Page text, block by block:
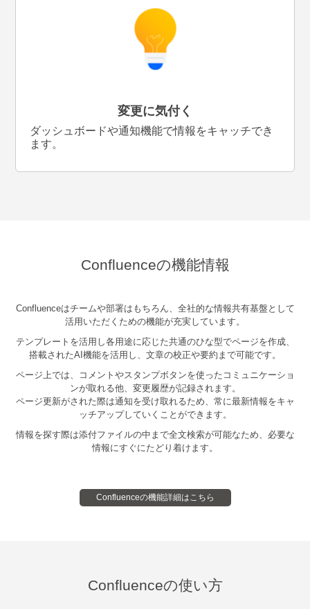
変更に気付く
ダッシュボードや通知機能で情報をキャッチでき
ます。
Confluenceの機能情報
Confluenceはチームや部署はもちろん、全社的な情報共有基盤として
活用いただくための機能が充実しています。
テンプレートを活用し各用途に応じた共通のひな型でページを作成、
搭載されたAI機能を活用し、文章の校正や要約まで可能です。
ページ上では、コメントやスタンプボタンを使ったコミュニケーショ
ンが取れる他、変更履歴が記録されます。
ページ更新がされた際は通知を受け取れるため、常に最新情報をキャ
ッチアップしていくことができます。
情報を探す際は添付ファイルの中まで全文検索が可能なため、必要な
情報にすぐにたどり着けます。
Confluenceの機能詳細はこちら
Confluenceの使い方